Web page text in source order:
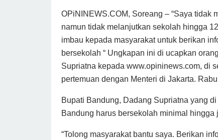
OPiNINEWS.COM, Soreang – “Saya tidak
namun tidak melanjutkan sekolah hingga
imbau kepada masyarakat untuk berikan
bersekolah “ Ungkapan ini di ucapkan
Supriatna kepada www.opininews.com, di
pertemuan dengan Menteri di Jakarta.
Bupati Bandung, Dadang Supriatna yang
Bandung harus bersekolah minimal hingga
“Tolong masyarakat bantu saya. Berikan